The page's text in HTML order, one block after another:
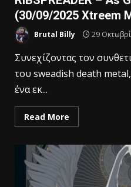
(30/09/2025 Xtreem
Brutal Billy 29
Συνεχίζοντας τον
του sweadish death
ένα εκ...
Read More